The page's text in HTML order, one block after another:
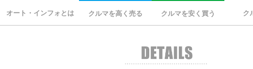
オート・インフォとは クルマを高く売る クルマを安く買う ク